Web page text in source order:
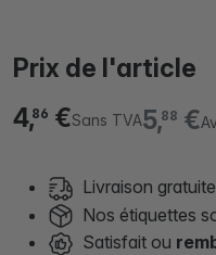
Prix de l'article
5,88 €
4,86 €Sans TVA
Livraison
Nos étiquettes
Satisfait ou